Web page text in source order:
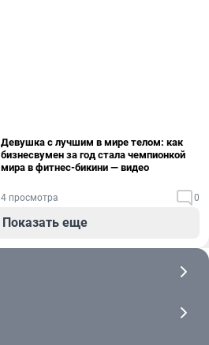
Девушка с лучшим в мире телом: как
бизнесвумен за год стала чемпионкой
мира в фитнес-бикини — видео
4 просмотра 0
Показать еще